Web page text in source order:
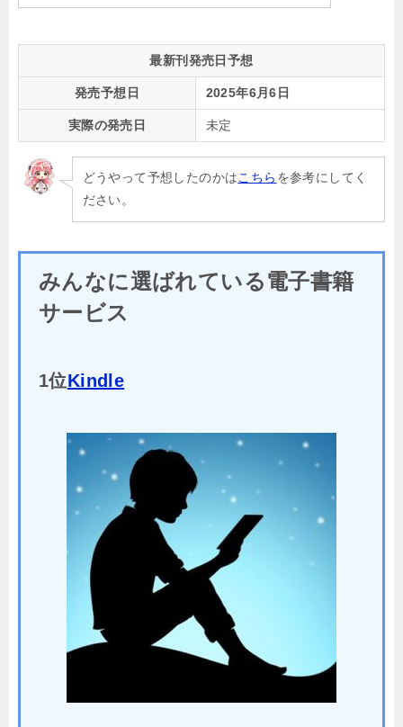
最新刊発売日予想
発売予想日 2025年6月6日
実際の発売日 未定
どうやって予想したのかはこちら を参考にしてく
ださい。
みんなに選ばれている電子書籍
サービス
1位Kindle